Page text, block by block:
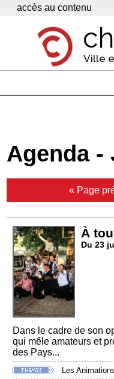
Panneau de gestion des cookies
accès au contenu
Ville
Economie
Services
Agenda -
« Page
À
Du 23
Dans le cadre de son
qui mêle amateurs et
des Pays...
Les Animations